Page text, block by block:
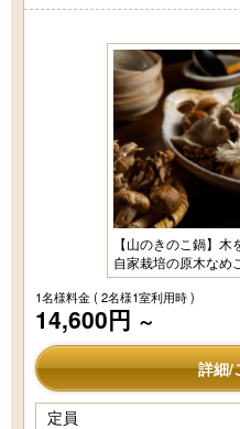
【山のきのこ鍋】
自家栽培の原木なめ
1名様料金( 2名様1室利用時 )
14,600円 ～
詳細/
定員